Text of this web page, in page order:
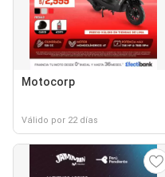
Motocorp
Válido por 22 días